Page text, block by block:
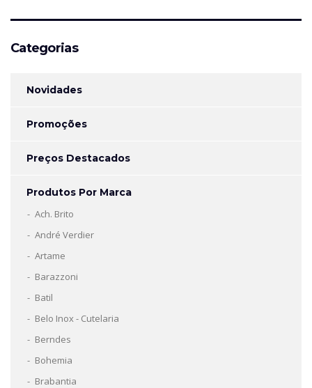
Categorias
Novidades
Promoções
Preços Destacados
Produtos Por Marca
Ach. Brito
André Verdier
Artame
Barazzoni
Batil
Belo Inox - Cutelaria
Berndes
Bohemia
Brabantia